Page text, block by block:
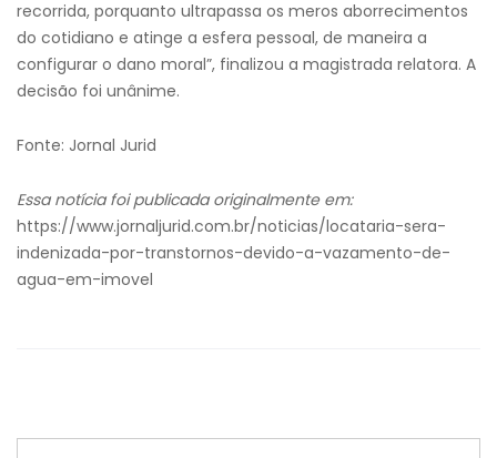
recorrida, porquanto ultrapassa os meros aborrecimentos
do cotidiano e atinge a esfera pessoal, de maneira a
configurar o dano moral”, finalizou a magistrada relatora. A
decisão foi unânime.
Fonte: Jornal Jurid
Essa notícia foi publicada originalmente em:
https://www.jornaljurid.com.br/noticias/locataria-sera-
indenizada-por-transtornos-devido-a-vazamento-de-
agua-em-imovel